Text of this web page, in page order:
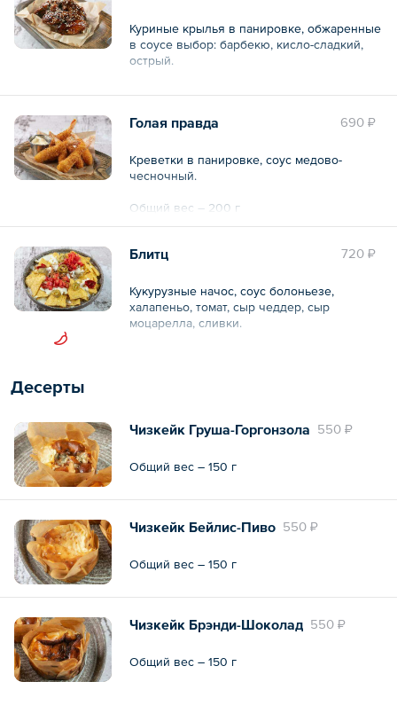
Куриные крылья в панировке, обжаренные
в соусе выбор: барбекю, кисло-сладкий,
острый.
Общий вес – 240 г
690 ₽
Голая правда
Креветки в панировке, соус медово-
чесночный.
Общий вес – 200 г
720 ₽
Блитц
Кукурузные начос, соус болоньезе,
халапеньо, томат, сыр чеддер, сыр
моцарелла, сливки.
Десерты
550 ₽
Чизкейк Груша-Горгонзола
Общий вес – 150 г
550 ₽
Чизкейк Бейлис-Пиво
Общий вес – 150 г
550 ₽
Чизкейк Брэнди-Шоколад
Общий вес – 150 г